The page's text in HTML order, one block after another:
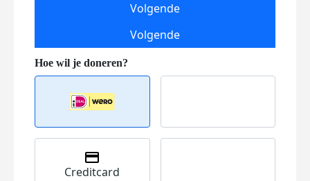
Volgende
Volgende
Creditcard